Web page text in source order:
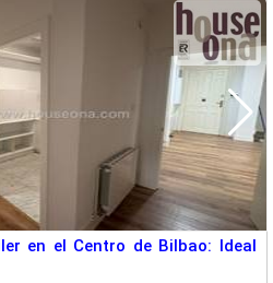
en el Centro de Bilbao: Ideal